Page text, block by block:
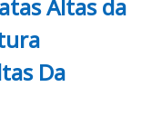
Altas da
Da